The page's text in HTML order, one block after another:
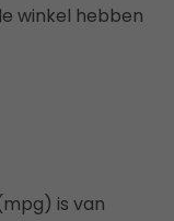
winkel hebben
is van